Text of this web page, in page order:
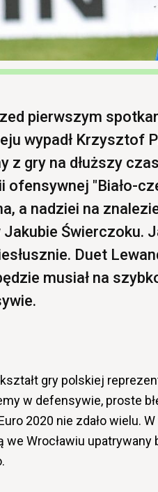
pierwszym
wypadł Krzysztof
z gry na dłuższy
ofensywnej "Biało-
a nadziei na
Świerczoku.
Duet
musiał na
gry polskiej
w defensywie, proste
2020 nie zdało wielu.
we Wrocławiu upatrywany